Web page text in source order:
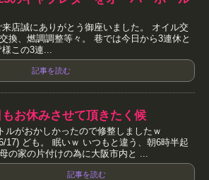
店誠にありがとう御座いました。 オイル交
換、燃調調整等々。 巷では今日から3連休と
この3連...
記事を読む
お休みさせて頂きたく候
ルがおかしかったので修整しましたｗ
17) ども。 眠いｗ いつもと違う、朝6時半起
の家の片付けの為に大阪市内と ...
記事を読む